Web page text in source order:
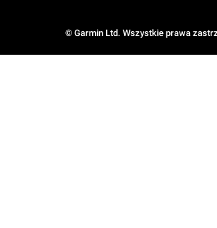
© Garmin Ltd. Wszystkie prawa